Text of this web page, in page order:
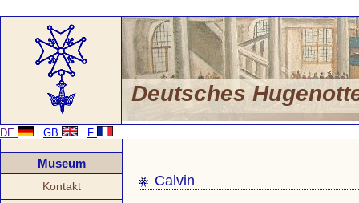
Deutsches
DE GB F
Museum
Kontakt Calvin